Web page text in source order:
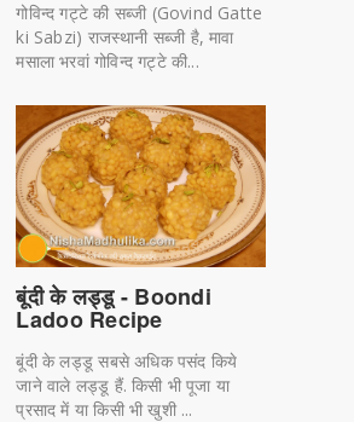
गोविन्द गट्टे की सब्जी (Govind Gatte
ki Sabzi) राजस्थानी सब्जी है, मावा
मसाला भरवां गोविन्द गट्टे की...
बूंदी के लड्डू - Boondi
Ladoo Recipe
बूंदी के लड्डू सबसे अधिक पसंद किये
जाने वाले लड्डू हैं. किसी भी पूजा या
प्रसाद में या किसी भी खुशी ...